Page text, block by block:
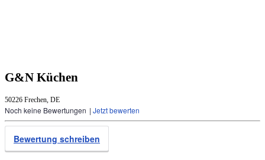
G&N Küchen
50226 Frechen, DE
Noch keine Bewertungen | Jetzt bewerten
Bewertung schreiben